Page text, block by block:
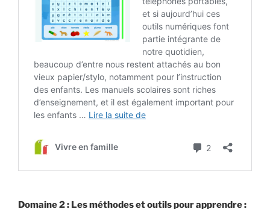
Domaine 2 : Les méthodes et outils pour apprendre :